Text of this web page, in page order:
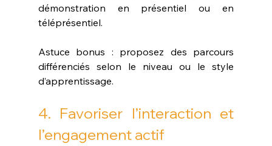
démonstration en présentiel ou en
téléprésentiel.
Astuce bonus : proposez des parcours
différenciés selon le niveau ou le style
d’apprentissage.
4. Favoriser l’interaction et
l’engagement actif